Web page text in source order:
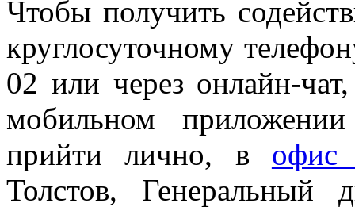
Чтобы получить
круглосуточному
02 или через онлайн-
мобильном
прийти лично, в офис
Толстов, Генеральный